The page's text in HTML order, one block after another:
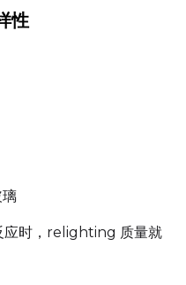
性
应时，relighting 质量就